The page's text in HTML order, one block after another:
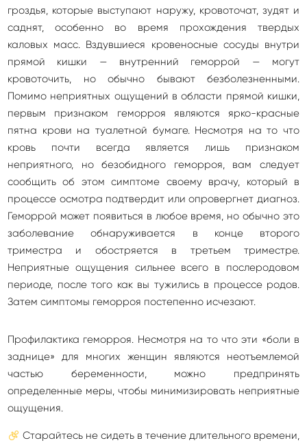
гроздья, которые выступают наружу, кровоточат, зудят и
саднят, особенно во время прохождения твердых
каловых масс. Вздувшиеся кровеносные сосуды внутри
прямой кишки — внутренний геморрой — могут
кровоточить, но обычно бывают безболезненными.
Помимо неприятных ощущений в области прямой кишки,
первым признаком геморроя являются ярко-красные
пятна крови на туалетной бумаге. Несмотря на то что
кровь почти всегда является лишь признаком
неприятного, но безобидного геморроя, вам следует
сообщить об этом симптоме своему врачу, который в
процессе осмотра подтвердит или опровергнет диагноз.
Геморрой может появиться в любое время, но обычно это
заболевание обнаруживается в конце второго
триместра и обостряется в третьем триместре.
Неприятные ощущения сильнее всего в послеродовом
периоде, после того как вы тужились в процессе родов.
Затем симптомы геморроя постепенно исчезают.
Профилактика геморроя. Несмотря на то что эти «боли в
заднице» для многих женщин являются неотъемлемой
частью беременности, можно предпринять
определенные меры, чтобы минимизировать неприятные
ощущения.
Старайтесь не сидеть в течение длительного времени,